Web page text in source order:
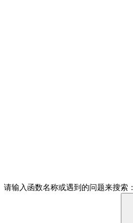
请输入函数名称或遇到的问题来搜索：